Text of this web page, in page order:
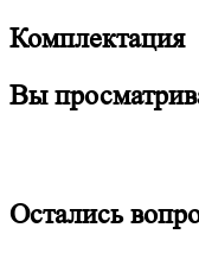
Комплектация
Вы
Остались